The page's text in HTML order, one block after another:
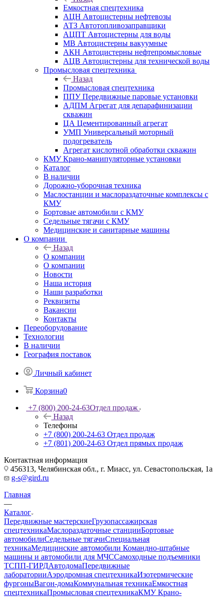
Емкостная спецтехника
АЦН Автоцистерны нефтевозы
АТЗ Автотопливозаправщики
АЦПТ Автоцистерны для воды
МВ Автоцистерны вакуумные
АКН Автоцистерны нефтепромысловые
АЦВ Автоцистерны для технической воды
Промысловая спецтехника
Назад
Промысловая спецтехника
ППУ Передвижные паровые установки
АДПМ Агрегат для депарафинизации
скважин
ЦА Цементированный агрегат
УМП Универсальный моторный
подогреватель
Агрегат кислотной обработки скважин
КМУ Крано-манипуляторные установки
Каталог
В наличии
Дорожно-уборочная техника
Маслостанции и маслораздаточные комплексы с
КМУ
Бортовые автомобили с КМУ
Седельные тягачи с КМУ
Медицинские и санитарные машины
О компании
Назад
О компании
О компании
Новости
Наша история
Наши разработки
Реквизиты
Вакансии
Контакты
Переоборудование
Технологии
В наличии
География поставок
Личный кабинет
Корзина0
+7 (800) 200-24-63Отдел продаж
Назад
Телефоны
+7 (800) 200-24-63 Отдел продаж
+7 (801) 200-24-63 Отдел прямых продаж
Контактная информация
456313, Челябинская обл., г. Миасс, ул. Севастопольская, 1а
g-s@gird.ru
Главная
—
Каталог
Передвижные мастерскиеГрузопассажирская
спецтехникаМаслораздаточные станцииБортовые
автомобилиСедельные тягачиСпециальная
техникаМедицинские автомобили Командно-штабные
машины и автомобили для МЧССамоходные подъемники
ТСПП-ГИРДАвтодомаПередвижные
лабораторииАэродромная спецтехникаИзотермические
фургоныВагон-домаКоммунальная техникаЕмкостная
спецтехникаПромысловая спецтехникаКМУ Крано-